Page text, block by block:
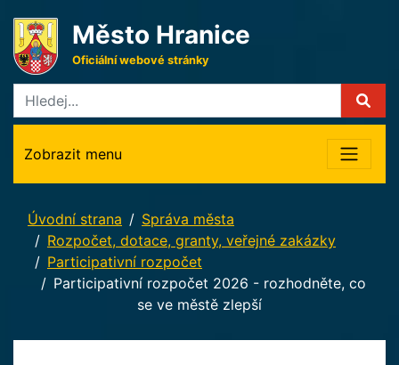
Město Hranice
Oficiální webové stránky
Zobrazit menu
Úvodní strana
Správa města
Rozpočet, dotace, granty, veřejné zakázky
Participativní rozpočet
Participativní rozpočet 2026 - rozhodněte, co
se ve městě zlepší